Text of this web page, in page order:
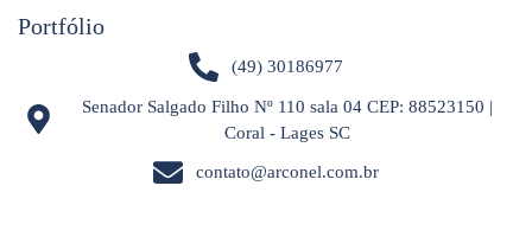
Portfólio
(49) 30186977
Senador Salgado Filho Nº 110 sala 04 CEP: 88523150 |
Coral - Lages SC
contato@arconel.com.br